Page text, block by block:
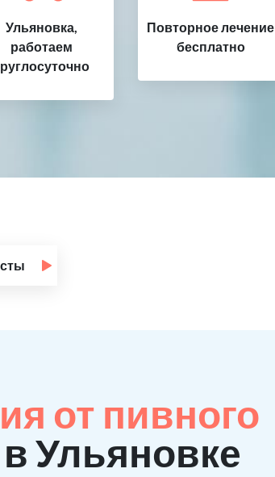
Ульяновка,
работаем
Повторное лечение
бесплатно
от пивного
Ульяновке